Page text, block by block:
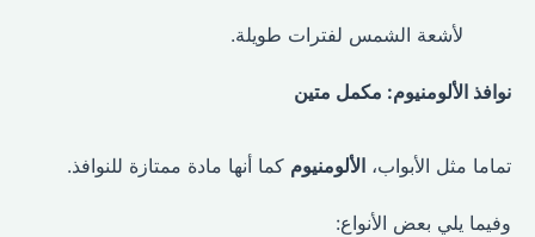
لأشعة الشمس لفترات طويلة.
نوافذ الألومنيوم: مكمل متين
تماما مثل الأبواب،الألومنيومكما أنها مادة ممتازة للنوافذ.
وفيما يلي بعض الأنواع: